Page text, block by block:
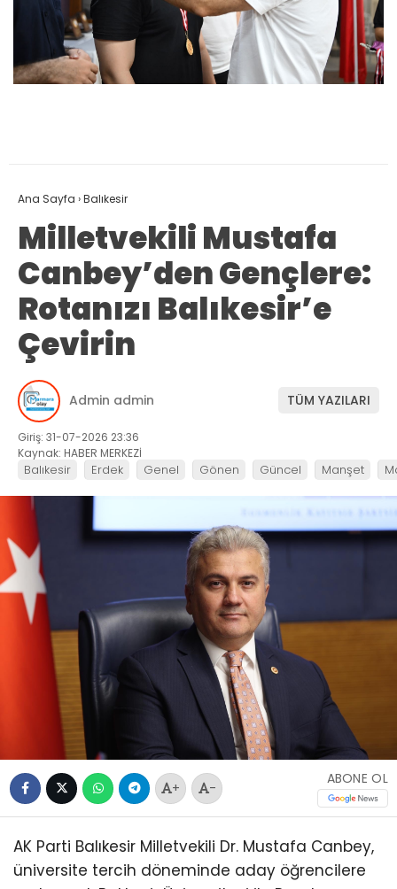
Ana Sayfa ›Balıkesir
Milletvekili Mustafa
Canbey’den Gençlere:
Rotanızı Balıkesir’e
Çevirin
Admin admin TÜM YAZILARI
Giriş: 31-07-2026 23:36
Kaynak: HABER MERKEZİ
Balıkesir Erdek Genel Gönen Güncel Manşet
+ -
ABONE OL
AK Parti Balıkesir Milletvekili Dr. Mustafa Canbey,
üniversite tercih döneminde aday öğrencilere